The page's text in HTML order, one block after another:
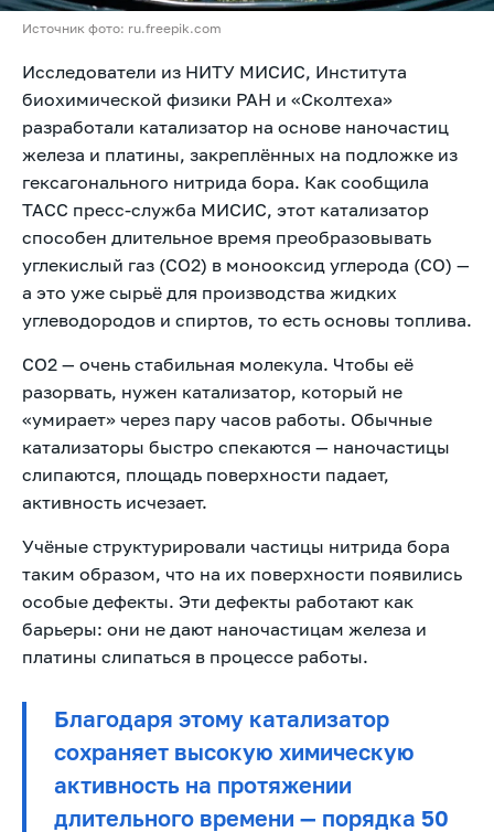
Источник фото: ru.freepik.com
Исследователи из НИТУ МИСИС, Института
биохимической физики РАН и «Сколтеха»
разработали катализатор на основе наночастиц
железа и платины, закреплённых на подложке из
гексагонального нитрида бора. Как сообщила
ТАСС пресс-служба МИСИС, этот катализатор
способен длительное время преобразовывать
углекислый газ (CO2) в монооксид углерода (CO) —
а это уже сырьё для производства жидких
углеводородов и спиртов, то есть основы топлива.
CO2 — очень стабильная молекула. Чтобы её
разорвать, нужен катализатор, который не
«умирает» через пару часов работы. Обычные
катализаторы быстро спекаются — наночастицы
слипаются, площадь поверхности падает,
активность исчезает.
Учёные структурировали частицы нитрида бора
таким образом, что на их поверхности появились
особые дефекты. Эти дефекты работают как
барьеры: они не дают наночастицам железа и
платины слипаться в процессе работы.
Благодаря этому катализатор
сохраняет высокую химическую
активность на протяжении
длительного времени — порядка 50